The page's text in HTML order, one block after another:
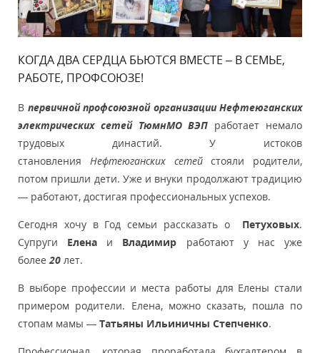
КОГДА ДВА СЕРДЦА БЬЮТСЯ ВМЕСТЕ – В СЕМЬЕ,
РАБОТЕ, ПРОФСОЮЗЕ!
В первичной профсоюзной организации Нефтеюганских
электрических сетей ТюмнМО ВЭП работает немало
трудовых династий. У истоков
становления Нефтеюганских сетейстояли родители,
потом пришли дети. Уже и внуки продолжают традицию
— работают, достигая профессиональных успехов.
Сегодня хочу в Год семьи рассказать о Петуховых.
Супруги Елена и Владимир работают у нас уже
более20 лет.
В выборе профессии и места работы для Елены стали
примером родители. Елена, можно сказать, пошла по
стопам мамы — Татьяны Ильиничны Степченко.